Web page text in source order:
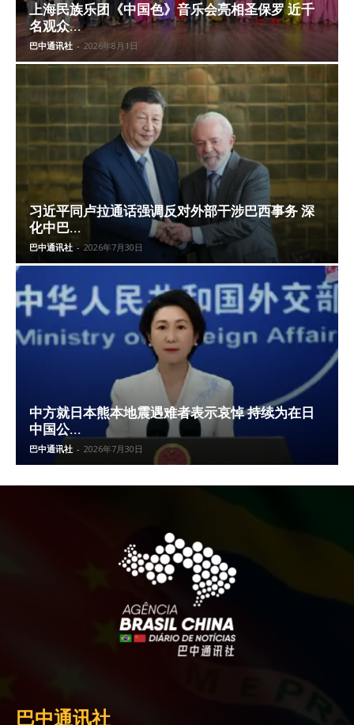
上海民族乐团《中国色》音乐会亮相圣保罗 近千
名观众...
巴中通讯社 - 2026年8月1日
习近平同卢拉通话强调反对外部干涉巴西事务 深
化中巴...
巴中通讯社 - 2026年7月30日
中方就日本熊本地震遇难者表示哀悼 持续为在日
中国公...
巴中通讯社 - 2026年7月30日
巴中通讯社